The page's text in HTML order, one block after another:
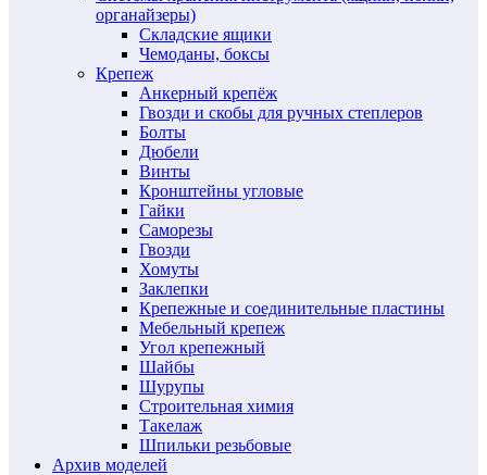
органайзеры)
Складские ящики
Чемоданы, боксы
Крепеж
Анкерный крепёж
Гвозди и скобы для ручных степлеров
Болты
Дюбели
Винты
Кронштейны угловые
Гайки
Саморезы
Гвозди
Хомуты
Заклепки
Крепежные и соединительные пластины
Мебельный крепеж
Угол крепежный
Шайбы
Шурупы
Строительная химия
Такелаж
Шпильки резьбовые
Архив моделей